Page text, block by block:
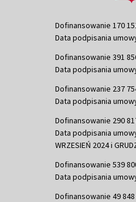
Dofinansowanie 170
Data podpisania
Dofinansowanie 391
Data podpisania
Dofinansowanie 237
Data podpisania
Dofinansowanie 290
Data podpisania
WRZESIEŃ 2024 i
Dofinansowanie 539
Data podpisania
Dofinansowanie 49 848